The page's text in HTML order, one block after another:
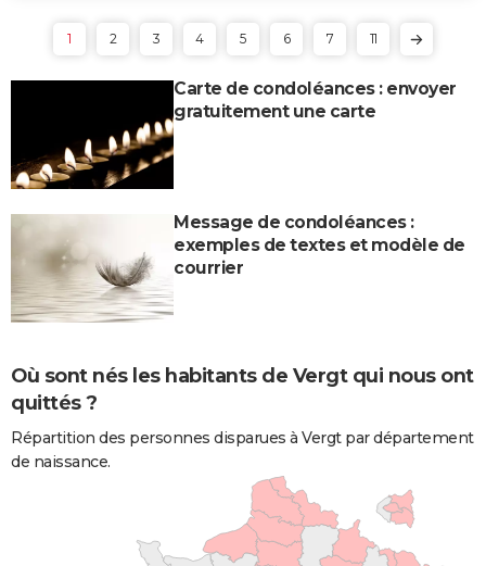
1 2 3 4 5 6 7 11
Carte de condoléances : envoyer
gratuitement une carte
Message de condoléances :
exemples de textes et modèle de
courrier
Où sont nés les habitants de Vergt qui nous ont
quittés ?
Répartition des personnes disparues à Vergt par département
de naissance.